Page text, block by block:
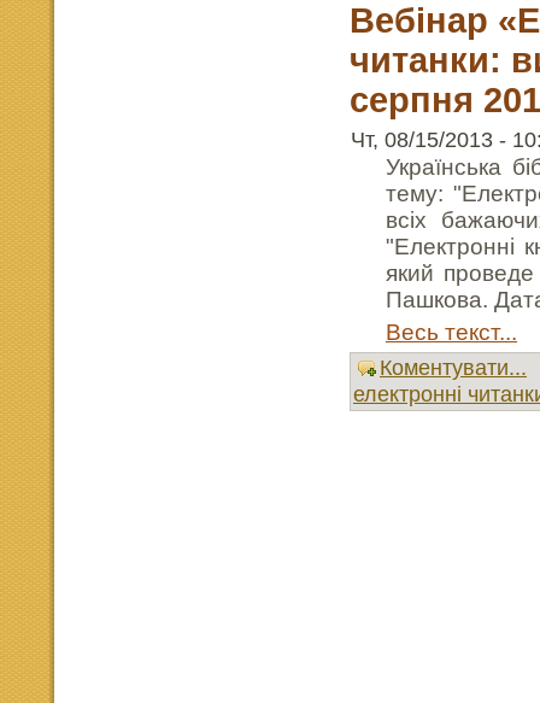
Вебінар
читанки:
серпня
Чт, 08/15/2013 -
Українська
тему:
всіх
"Електронні
який
Пашкова.
Весь текст...
Коментувати...
електронні